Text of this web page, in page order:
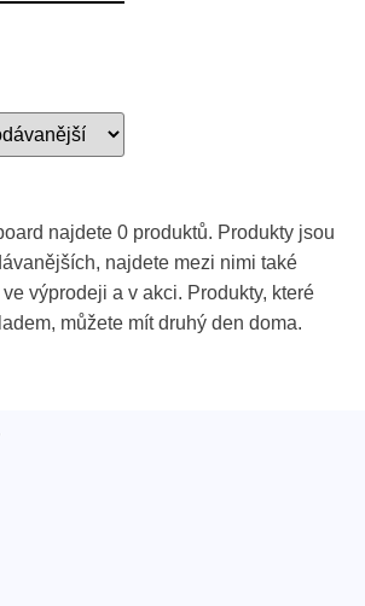
najdete 0 produktů. Produkty jsou
najdete mezi nimi také
výprodeji a v akci. Produkty, které
můžete mít druhý den doma.